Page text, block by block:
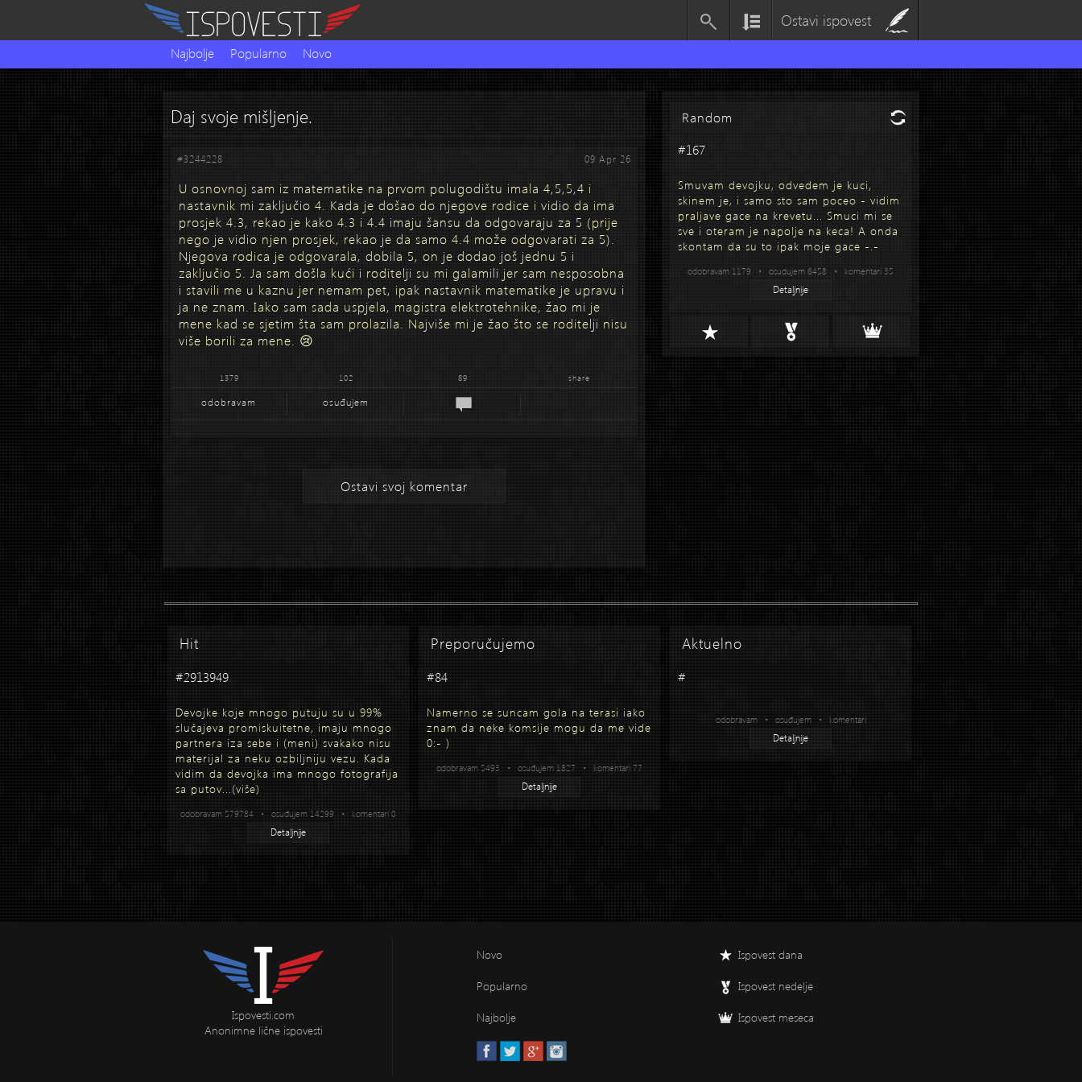
Ostavi ispovest
Najbolje Popularno Novo
Daj svoje mišljenje.
#3244228 09 Apr 26
U osnovnoj sam iz matematike na prvom polugodištu imala 4,5,5,4 i
nastavnik mi zaključio 4. Kada je došao do njegove rodice i vidio da ima
prosjek 4.3, rekao je kako 4.3 i 4.4 imaju šansu da odgovaraju za 5 (prije
nego je vidio njen prosjek, rekao je da samo 4.4 može odgovarati za 5).
Njegova rodica je odgovarala, dobila 5, on je dodao još jednu 5 i
zaključio 5. Ja sam došla kući i roditelji su mi galamili jer sam nesposobna
i stavili me u kaznu jer nemam pet, ipak nastavnik matematike je upravu i
ja ne znam. Iako sam sada uspjela, magistra elektrotehnike, žao mi je
mene kad se sjetim šta sam prolazila. Najviše mi je žao što se roditelji nisu
više borili za mene. 😢
1379 102 89 share
odobravam osuđujem
Ostavi svoj komentar
Random
#167
Smuvam devojku, odvedem je kuci,
skinem je, i samo sto sam poceo - vidim
praljave gace na krevetu... Smuci mi se
sve i oteram je napolje na keca! A onda
skontam da su to ipak moje gace -.-
odobravam 1179 • osudujem 6458 • komentari 35
Detaljnije
Hit
#2913949
Devojke koje mnogo putuju su u 99%
slučajeva promiskuitetne, imaju mnogo
partnera iza sebe i (meni) svakako nisu
materijal za neku ozbiljniju vezu. Kada
vidim da devojka ima mnogo fotografija
sa putov...(više)
odobravam 579784 • osuđujem 14299 • komentari 0
Detaljnije
Preporučujemo
#84
Namerno se suncam gola na terasi iako
znam da neke komsije mogu da me vide
0:- )
odobravam 5493 • osuđujem 1827 • komentari 77
Detaljnije
Aktuelno
#
odobravam • osuđujem • komentari
Detaljnije
Ispovest dana
Ispovest nedelje
Ispovest meseca
Novo
Popularno
Najbolje
Ispovesti.com
Anonimne lične ispovesti